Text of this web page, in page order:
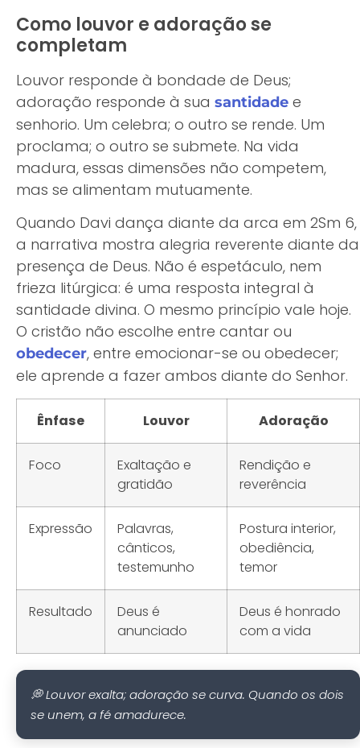
Como louvor e adoração se
completam
Louvor responde à bondade de Deus;
adoração responde à sua santidade e
senhorio. Um celebra; o outro se rende. Um
proclama; o outro se submete. Na vida
madura, essas dimensões não competem,
mas se alimentam mutuamente.
Quando Davi dança diante da arca em 2Sm 6,
a narrativa mostra alegria reverente diante da
presença de Deus. Não é espetáculo, nem
frieza litúrgica: é uma resposta integral à
santidade divina. O mesmo princípio vale hoje.
O cristão não escolhe entre cantar ou
obedecer, entre emocionar-se ou obedecer;
ele aprende a fazer ambos diante do Senhor.
Ênfase Louvor Adoração
Foco
Exaltação e
gratidão
Rendição e
reverência
Expressão
Palavras,
cânticos,
testemunho
Postura interior,
obediência,
temor
Resultado
Deus é
anunciado
Deus é honrado
com a vida
💭 Louvor exalta; adoração se curva. Quando os dois
se unem, a fé amadurece.